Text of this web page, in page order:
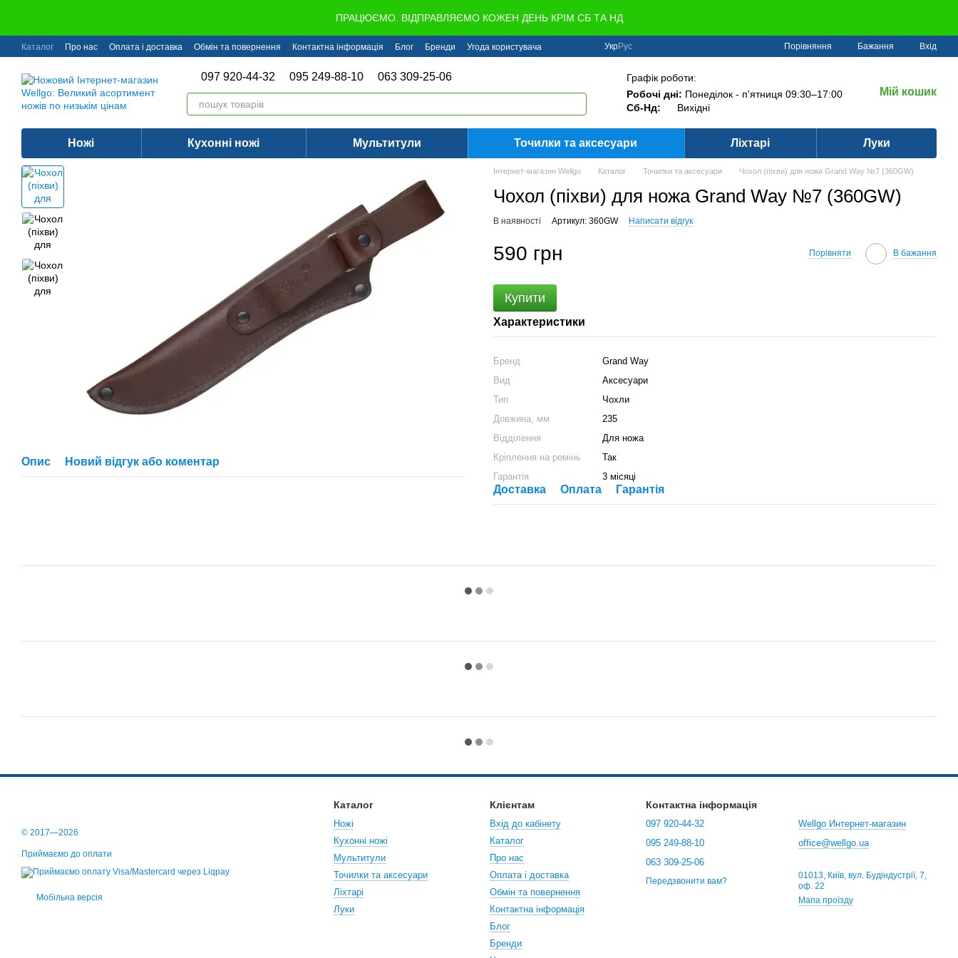
ПРАЦЮЄМО. ВІДПРАВЛЯЄМО КОЖЕН ДЕНЬ КРІМ СБ ТА НД
Каталог Про нас Оплата і доставка Обмін та повернення Контактна інформація Блог Бренди Угода користувача УкрРус Порівняння Бажання Вхід
097 920-44-32 095 249-88-10 063 309-25-06
Графік роботи:
Робочі дні: Понеділок - п'ятниця 09:30–17:00
Сб-Нд:
Вихідні
Мій кошик
Ножі Кухонні ножі Мультитули Точилки та аксесуари Ліхтарі Луки
Опис Новий відгук або коментар
Інтернет-магазин Wellgo Каталог Точилки та аксесуари Чохол (піхви) для ножа Grand Way №7 (360GW)
Чохол (піхви) для ножа Grand Way №7 (360GW)
В наявності Артикул: 360GW Написати відгук
590 грн Порівняти В бажання
Купити
Характеристики
Бренд
Grand Way
Вид
Аксесуари
Тип
Чохли
Довжина, мм
235
Відділення
Для ножа
Кріплення на ремінь
Так
Гарантія
3 місяці
Доставка Оплата Гарантія
© 2017—2026
Приймаємо до оплати
Мобільна версія
Каталог
Ножі
Кухонні ножі
Мультитули
Точилки та аксесуари
Ліхтарі
Луки
Клієнтам
Вхід до кабінету
Каталог
Про нас
Оплата і доставка
Обмін та повернення
Контактна інформація
Блог
Бренди
Контактна інформація
097 920-44-32
095 249-88-10
063 309-25-06
Передзвонити вам?
Wellgo Интернет-магазин
office@wellgo.ua
01013, Київ, вул. Будіндустрії, 7,
оф. 22
Мапа проїзду